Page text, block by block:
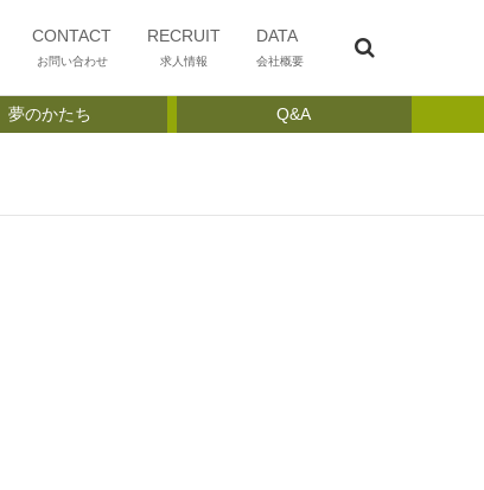
CONTACT
お問い合わせ
RECRUIT
求人情報
DATA
会社概要
夢のかたち Q&A